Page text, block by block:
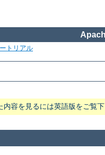
トリアル
容を見るには英語版をご覧下